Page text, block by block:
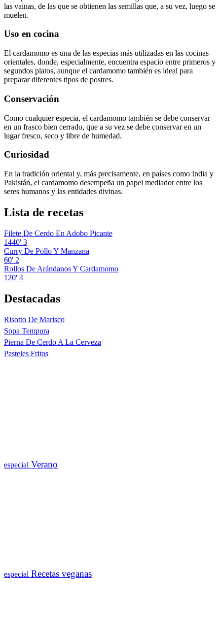
las vainas, de las que se obtienen las semillas que, a su vez, luego se
muelen.
Uso en cocina
El cardamomo es una de las especias más utilizadas en las cocinas
orientales, donde, especialmente, encuentra espacio entre primeros y
segundos platos, aunque el cardamomo también es ideal para
preparar diferentes tipos de postres.
Conservación
Como cualquier especia, el cardamomo también se debe conservar
en un frasco bien cerrado, que a su vez se debe conservar en un
lugar fresco, seco y libre de humedad.
Curiosidad
En la tradición oriental y, más precisamente, en países como India y
Pakistán, el cardamomo desempeña un papel mediador entre los
seres humanos y las entidades divinas.
Lista de recetas
Filete De Cerdo En Adobo Picante
1440' 3
Curry De Pollo Y Manzana
60' 2
Rollos De Arándanos Y Cardamomo
120' 4
Destacadas
Risotto De Marisco
Sopa Tempura
Pierna De Cerdo A La Cerveza
Pasteles Fritos
especial Verano
especial Recetas veganas